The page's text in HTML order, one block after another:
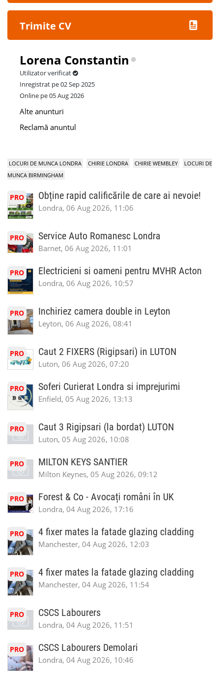
Trimite CV
Lorena Constantin
Utilizator verificat
Inregistrat pe 02 Sep 2025
Online pe 05 Aug 2026
Alte anunturi
Reclamă anuntul
LOCURI DE MUNCA LONDRA CHIRIE LONDRA CHIRIE WEMBLEY
LOCURI DE
MUNCA BIRMINGHAM
PRO Obține rapid calificările de care ai nevoie!
Londra, 06 Aug 2026, 11:06
PRO Service Auto Romanesc Londra
Barnet, 06 Aug 2026, 11:01
PRO Electricieni si oameni pentru MVHR Acton
Londra, 06 Aug 2026, 10:57
PRO Inchiriez camera double in Leyton
Leyton, 06 Aug 2026, 08:41
PRO Caut 2 FIXERS (Rigipsari) in LUTON
Luton, 06 Aug 2026, 07:20
PRO Soferi Curierat Londra si imprejurimi
Enfield, 05 Aug 2026, 13:13
PRO Caut 3 Rigipsari (la bordat) LUTON
Luton, 05 Aug 2026, 10:08
PRO MILTON KEYS SANTIER
Milton Keynes, 05 Aug 2026, 09:12
PRO Forest & Co - Avocați români în UK
Londra, 04 Aug 2026, 17:16
PRO 4 fixer mates la fatade glazing cladding
Manchester, 04 Aug 2026, 12:03
PRO 4 fixer mates la fatade glazing cladding
Manchester, 04 Aug 2026, 11:54
PRO CSCS Labourers
Londra, 04 Aug 2026, 11:51
PRO CSCS Labourers Demolari
Londra, 04 Aug 2026, 10:46